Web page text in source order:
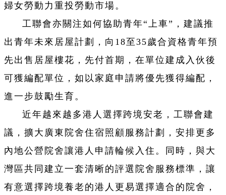
婦女勞動力重投勞動市場。
工聯會亦關注如何協助青年“上車”，建議推
出青年未來居屋計劃，向18至35歲合資格青年預
先出售居屋樓花，先付首期，在單位建成入伙後
可獲編配單位，如以家庭申請將優先獲得編配，
進一步鼓勵生育。
近年越來越多港人選擇跨境安老，工聯會建
議，擴大廣東院舍住宿照顧服務計劃，安排更多
內地公營院舍讓港人申請輪候入住。同時，與大
灣區共同建立一套清晰的評選院舍服務標準，讓
有意選擇跨境養老的港人更易選擇適合的院舍，